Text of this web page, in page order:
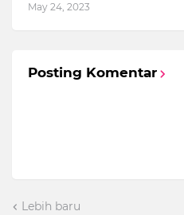
May 24, 2023
Posting Komentar
Lebih baru